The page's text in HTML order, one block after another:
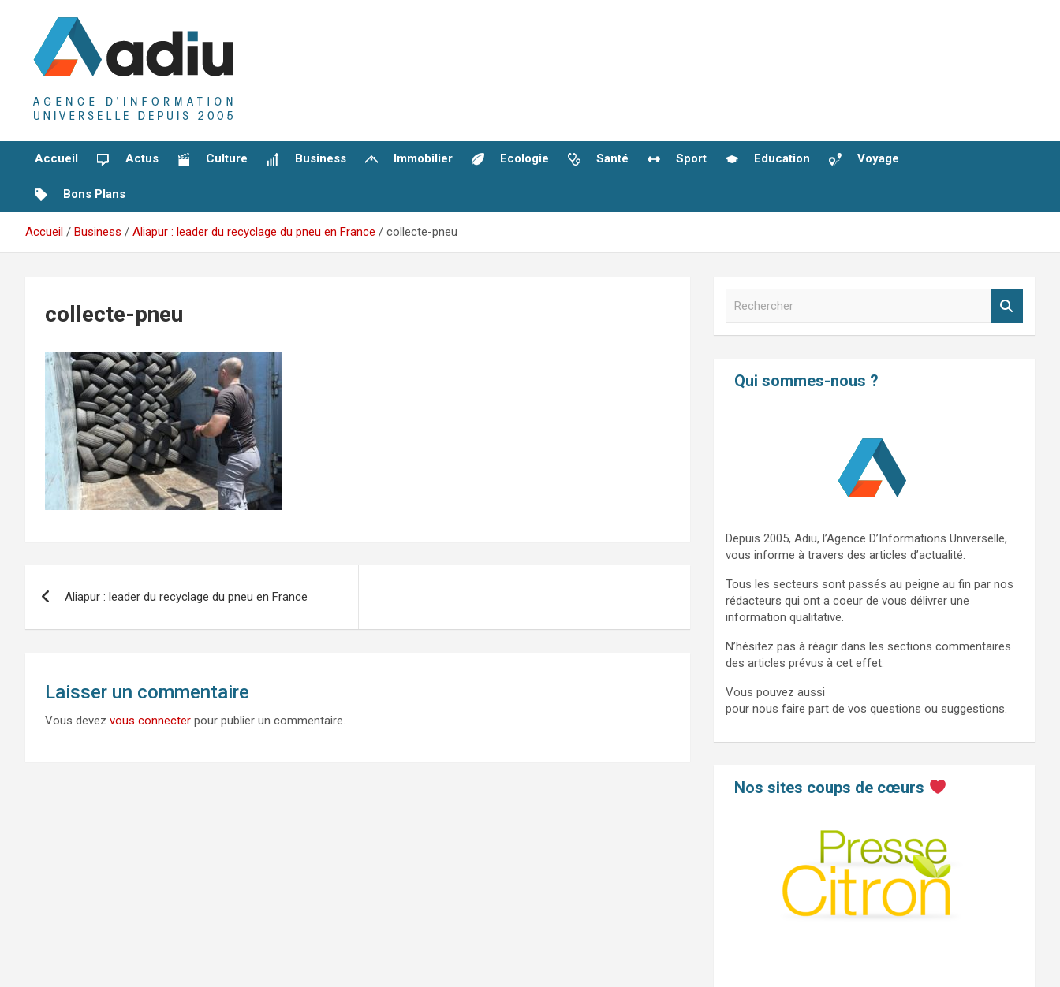
Adiu
Accueil
Actus Culture Business Immobilier Ecologie Santé Sport Education Voyage
Bons Plans
Accueil Business Aliapur : leader du recyclage du pneu en France collecte-pneu
collecte-pneu
de
Aliapur : leader du recyclage du pneu en France
Laisser un commentaire
Vous devez vous connecter pour publier un commentaire.
c
Qui sommes-nous ?
Depuis 2005, Adiu, l’Agence D’Informations Universelle,
vous informe à travers des articles d’actualité.
Tous les secteurs sont passés au peigne au fin par nos
rédacteurs qui ont a coeur de vous délivrer une
information qualitative.
N’hésitez pas à réagir dans les sections commentaires
des articles prévus à cet effet.
Vous pouvez aussi
pour nous faire part de vos questions ou suggestions.
Nos sites coups de cœurs